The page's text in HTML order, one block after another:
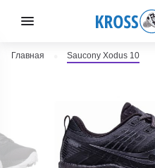
Главная Saucony Xodus 10